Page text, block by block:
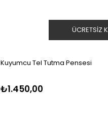
Kuyumcu Tel Tutma Pensesi
₺1.450,00
ÜCRETSIZ